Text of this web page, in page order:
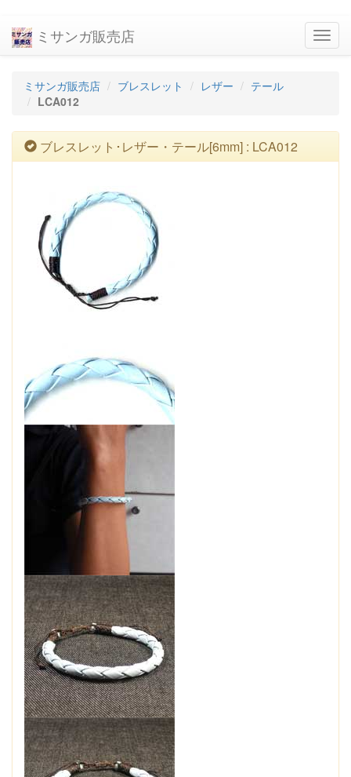
ミサンガ販売店
ミサンガ販売店 ブレスレット レザー
テール
LCA012
ブレスレット･レザー・テール[6mm] : LCA012